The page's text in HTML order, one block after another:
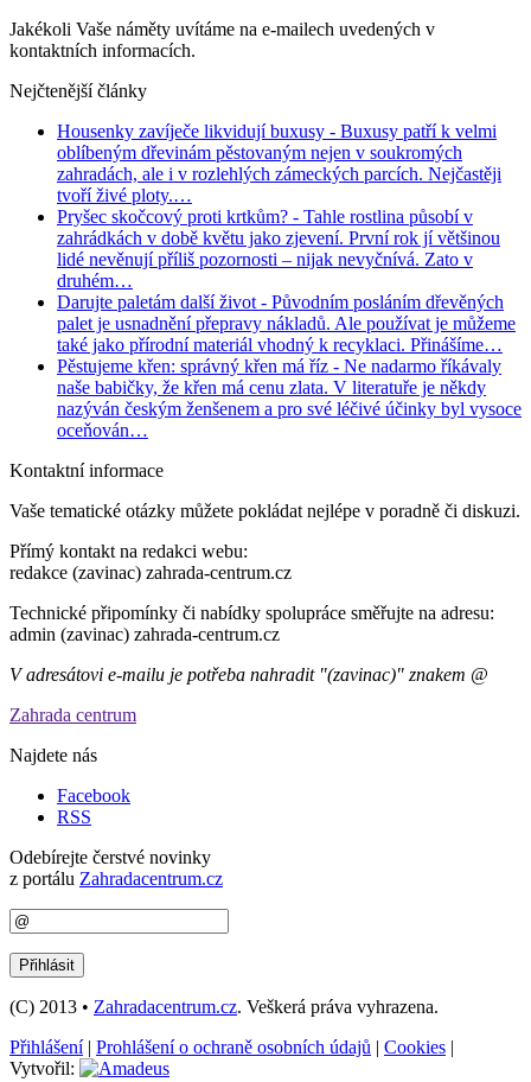
Jakékoli Vaše náměty uvítáme na e-mailech uvedených v
kontaktních informacích.
Nejčtenější články
Housenky zavíječe likvidují buxusy - Buxusy patří k velmi
oblíbeným dřevinám pěstovaným nejen v soukromých
zahradách, ale i v rozlehlých zámeckých parcích. Nejčastěji
tvoří živé ploty.…
Pryšec skočcový proti krtkům? - Tahle rostlina působí v
zahrádkách v době květu jako zjevení. První rok jí většinou
lidé nevěnují příliš pozornosti – nijak nevyčnívá. Zato v
druhém…
Darujte paletám další život - Původním posláním dřevěných
palet je usnadnění přepravy nákladů. Ale používat je můžeme
také jako přírodní materiál vhodný k recyklaci. Přinášíme…
Pěstujeme křen: správný křen má říz - Ne nadarmo říkávaly
naše babičky, že křen má cenu zlata. V literatuře je někdy
nazýván českým ženšenem a pro své léčivé účinky byl vysoce
oceňován…
Kontaktní informace
Vaše tematické otázky můžete pokládat nejlépe v poradně či diskuzi.
Přímý kontakt na redakci webu:
redakce (zavinac) zahrada-centrum.cz
Technické připomínky či nabídky spolupráce směřujte na adresu:
admin (zavinac) zahrada-centrum.cz
V adresátovi e-mailu je potřeba nahradit "(zavinac)" znakem @
Zahrada centrum
Najdete nás
Facebook
RSS
Odebírejte čerstvé novinky
z portálu Zahradacentrum.cz
(C) 2013 • Zahradacentrum.cz. Veškerá práva vyhrazena.
Přihlášení| Prohlášení o ochraně osobních údajů | Cookies |
Vytvořil: